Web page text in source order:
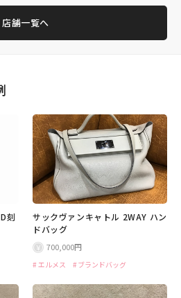
店舗一覧へ
刻
サックヴァンキャトル 2WAY ハン
ドバッグ
700,000円
エルメス ブランドバッグ